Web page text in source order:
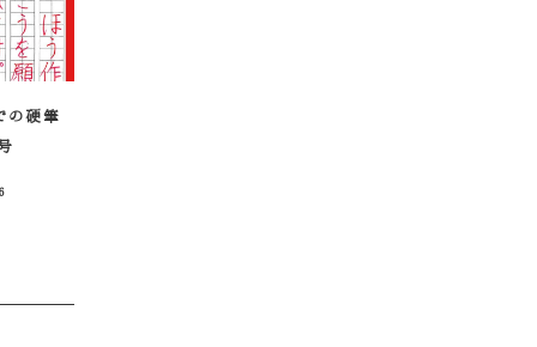
の硬筆